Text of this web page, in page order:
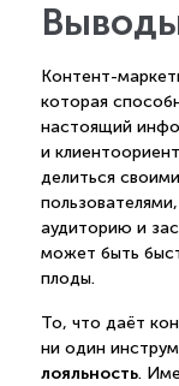
Контент-
которая
настоящий
и
делиться
аудиторию и
может быть
плоды.
То, что даёт
ни один
лояльность.